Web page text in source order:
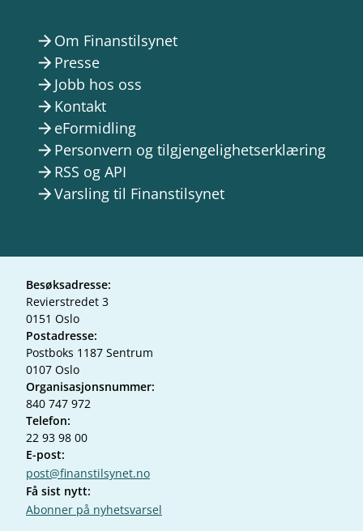
arrow_forward Om Finanstilsynet
arrow_forward Presse
arrow_forward Jobb hos oss
arrow_forward Kontakt
arrow_forward eFormidling
arrow_forward Personvern og tilgjengelighetserklæring
arrow_forward RSS og API
arrow_forwardVarsling til Finanstilsynet
Besøksadresse:
Revierstredet 3
0151 Oslo
Postadresse:
Postboks 1187 Sentrum
0107 Oslo
Organisasjonsnummer:
840 747 972
Telefon:
22 93 98 00
E-post:
post@finanstilsynet.no
Få sist nytt:
Abonner på nyhetsvarsel